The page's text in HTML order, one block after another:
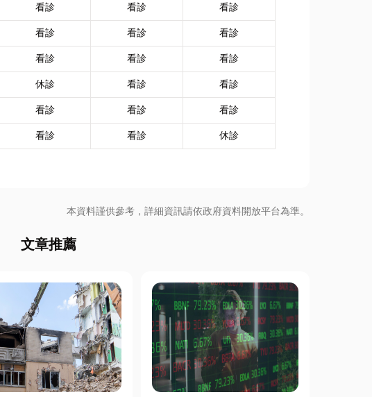
看診 看診
看診
看診 看診
看診
看診 看診
看診
休診 看診
看診
看診 看診
看診
看診 看診 休診
本資料謹供參考，詳細資訊請依政府資料開放平台為準。
文章推薦